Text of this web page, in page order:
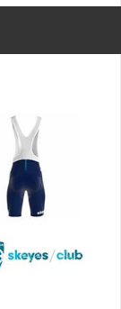
Brussels
Kom Op